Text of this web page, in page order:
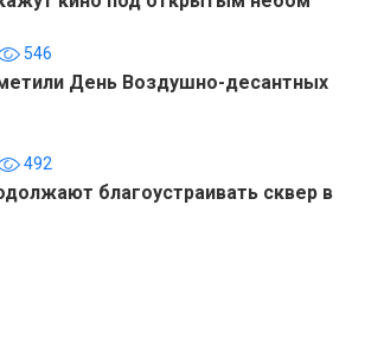
546
День Воздушно-десантных
492
благоустраивать сквер в